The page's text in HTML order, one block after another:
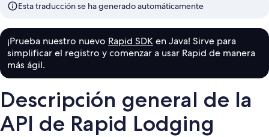
Esta traducción se ha generado automáticamente
¡Prueba nuestro nuevo Rapid SDKen Java! Sirve para
simplificar el registro y comenzar a usar Rapid de manera
más ágil.
Descripción general de la
API de Rapid Lodging